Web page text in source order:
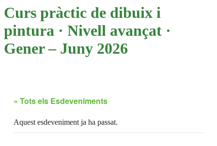
Curs pràctic de dibuix i
pintura · Nivell avançat ·
Gener – Juny 2026
« Tots els Esdeveniments
Aquest esdeveniment ja ha passat.